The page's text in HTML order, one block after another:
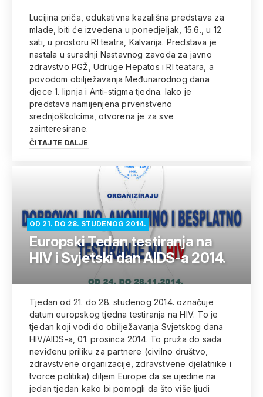
Lucijina priča, edukativna kazališna predstava za
mlade, biti će izvedena u ponedjeljak, 15.6., u 12
sati, u prostoru RI teatra, Kalvarija. Predstava je
nastala u suradnji Nastavnog zavoda za javno
zdravstvo PGŽ, Udruge Hepatos i RI teatara, a
povodom obilježavanja Međunarodnog dana
djece 1. lipnja i Anti-stigma tjedna. Iako je
predstava namijenjena prvenstveno
srednjoškolcima, otvorena je za sve
zainteresirane.
ČITAJTE DALJE
OD 21. DO 28. STUDENOG 2014.
Europski Tedan testiranja na
HIV i Svjetski dan AIDS-a 2014.
Tjedan od 21. do 28. studenog 2014. označuje
datum europskog tjedna testiranja na HIV. To je
tjedan koji vodi do obilježavanja Svjetskog dana
HIV/AIDS-a, 01. prosinca 2014. To pruža do sada
neviđenu priliku za partnere (civilno društvo,
zdravstvene organizacije, zdravstvene djelatnike i
tvorce politika) diljem Europe da se ujedine na
jedan tjedan kako bi pomogli da što više ljudi